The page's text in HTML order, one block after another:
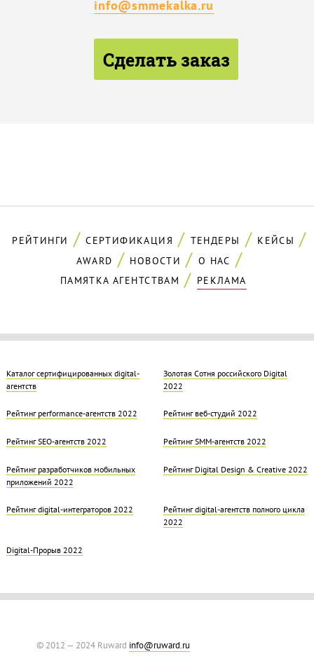
info@smmekalka.ru
Сделать заказ
РЕЙТИНГИ СЕРТИФИКАЦИЯ ТЕНДЕРЫ
КЕЙСЫ
AWARD
НОВОСТИ
О НАС
ПАМЯТКА АГЕНТСТВАМ
РЕКЛАМА
Каталог сертифицированных digital-
агентств
Золотая Cотня российского Digital
2022
Рейтинг performance-агентств 2022 Рейтинг веб-студий 2022
Рейтинг SEO-агентств 2022 Рейтинг SMM-агентств 2022
Рейтинг разработчиков мобильных
приложений 2022
Рейтинг Digital Design & Creative 2022
Рейтинг digital-интеграторов 2022
Рейтинг digital-агентств полного цикла
2022
Digital-Прорыв 2022
© 2012 — 2024 Ruward info@ruward.ru